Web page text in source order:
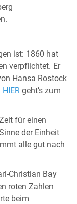
ist: 1860 hat
verpflichtet. Er
Hansa Rostock
HIER geht’s zum
für einen
der Einheit
alle gut nach
Christian Bay
roten Zahlen
beim